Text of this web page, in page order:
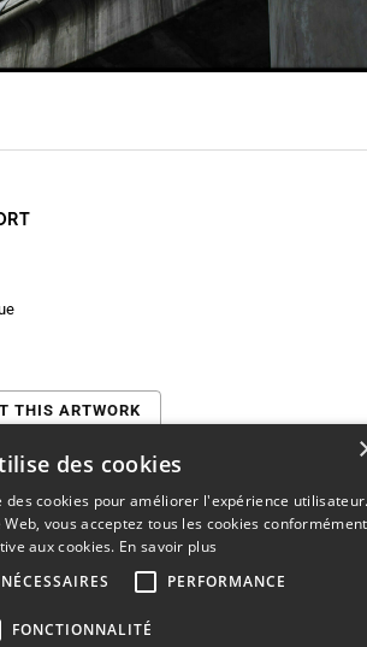
THIS ARTWORK
des cookies
des cookies pour améliorer l'expérience
vous acceptez tous les cookies conformément
aux cookies. En savoir plus
PERFORMANCE
FONCTIONNALITÉ